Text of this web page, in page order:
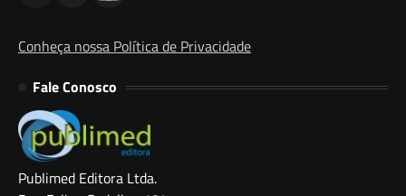
Conheça nossa Política de Privacidade
Fale Conosco
Publimed Editora Ltda.